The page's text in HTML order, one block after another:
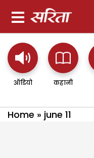
ऑडियो कहानी
Home » june 11